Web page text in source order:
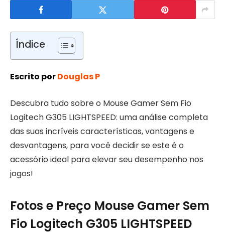
Índice
Escrito porDouglas P
Descubra tudo sobre o Mouse Gamer Sem Fio
Logitech G305 LIGHTSPEED: uma análise completa
das suas incríveis características, vantagens e
desvantagens, para você decidir se este é o
acessório ideal para elevar seu desempenho nos
jogos!
Fotos e Preço Mouse Gamer Sem
Fio Logitech G305 LIGHTSPEED